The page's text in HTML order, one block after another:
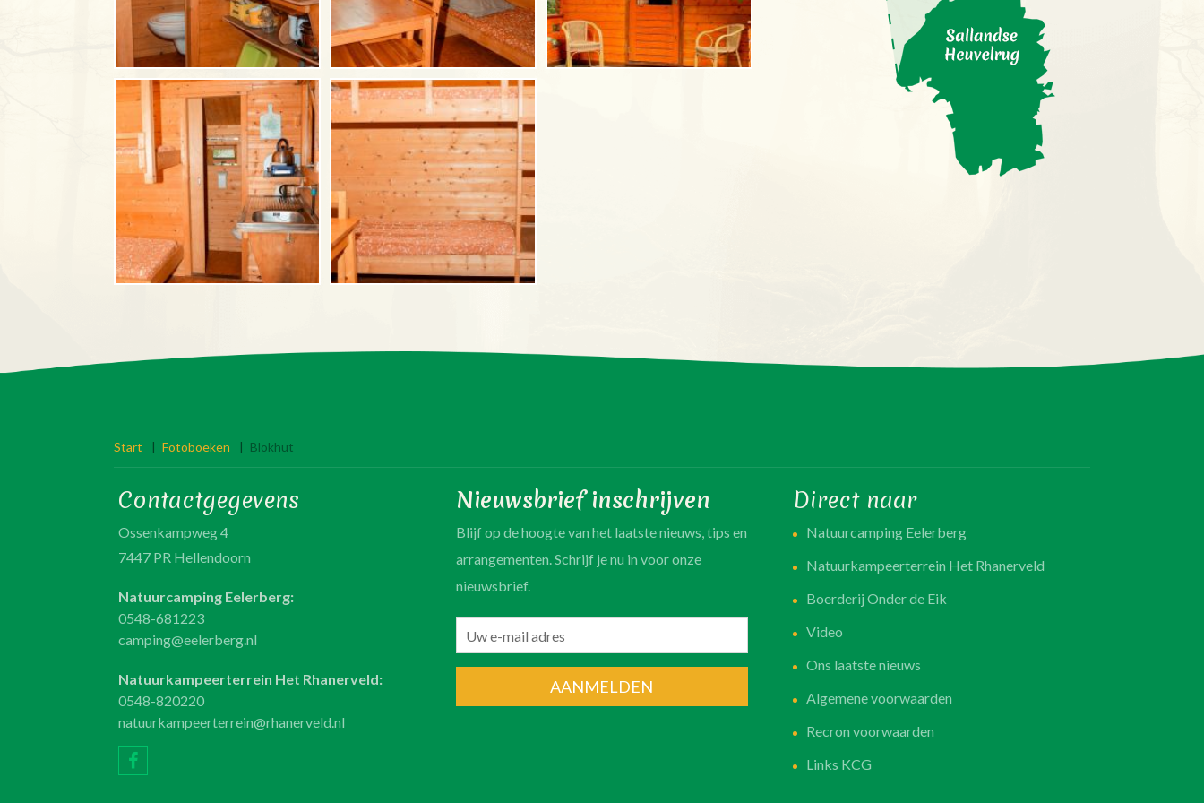
Start | Fotoboeken | Blokhut
Contactgegevens
Ossenkampweg 4
7447 PR Hellendoorn
Natuurcamping Eelerberg:
0548-681223
camping@eelerberg.nl
Natuurkampeerterrein Het Rhanerveld:
0548-820220
natuurkampeerterrein@rhanerveld.nl
Nieuwsbrief inschrijven
Blijf op de hoogte van het laatste nieuws, tips en
arrangementen. Schrijf je nu in voor onze
nieuwsbrief.
AANMELDEN
Direct naar
Natuurcamping Eelerberg
Natuurkampeerterrein Het Rhanerveld
Boerderij Onder de Eik
Video
Ons laatste nieuws
Algemene voorwaarden
Recron voorwaarden
Links KCG